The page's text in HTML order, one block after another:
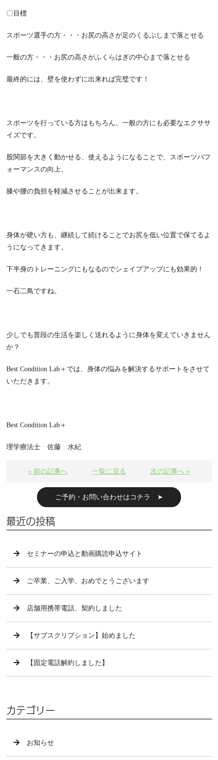
〇目標
スポーツ選手の方・・・お尻の高さが足のくるぶしまで落とせる
一般の方・・・お尻の高さがふくらはぎの中心まで落とせる
最終的には、壁を使わずに出来れば完璧です！
スポーツを行っている方はもちろん、一般の方にも必要なエクササ
イズです。
股関節を大きく動かせる、使えるようになることで、スポーツパフ
ォーマンスの向上、
膝や腰の負担を軽減させることが出来ます。
身体が硬い方も、継続して続けることでお尻を低い位置で保てるよ
うになってきます。
下半身のトレーニングにもなるのでシェイプアップにも効果的！
一石二鳥ですね。
少しでも普段の生活を楽しく送れるように身体を変えていきません
か？
Best Condition Lab＋では、身体の悩みを解決するサポートをさせて
いただきます。
Best Condition Lab＋
理学療法士 佐藤 水紀
« 前の記事へ 一覧に戻る 次の記事へ »
ご予約・お問い合わせはコチラ ➤
最近の投稿
セミナーの申込と動画購読申込サイト
ご卒業、ご入学、おめでとうございます
店舗用携帯電話、契約しました
【サブスクリプション】始めました
【固定電話解約しました】
カテゴリー
お知らせ